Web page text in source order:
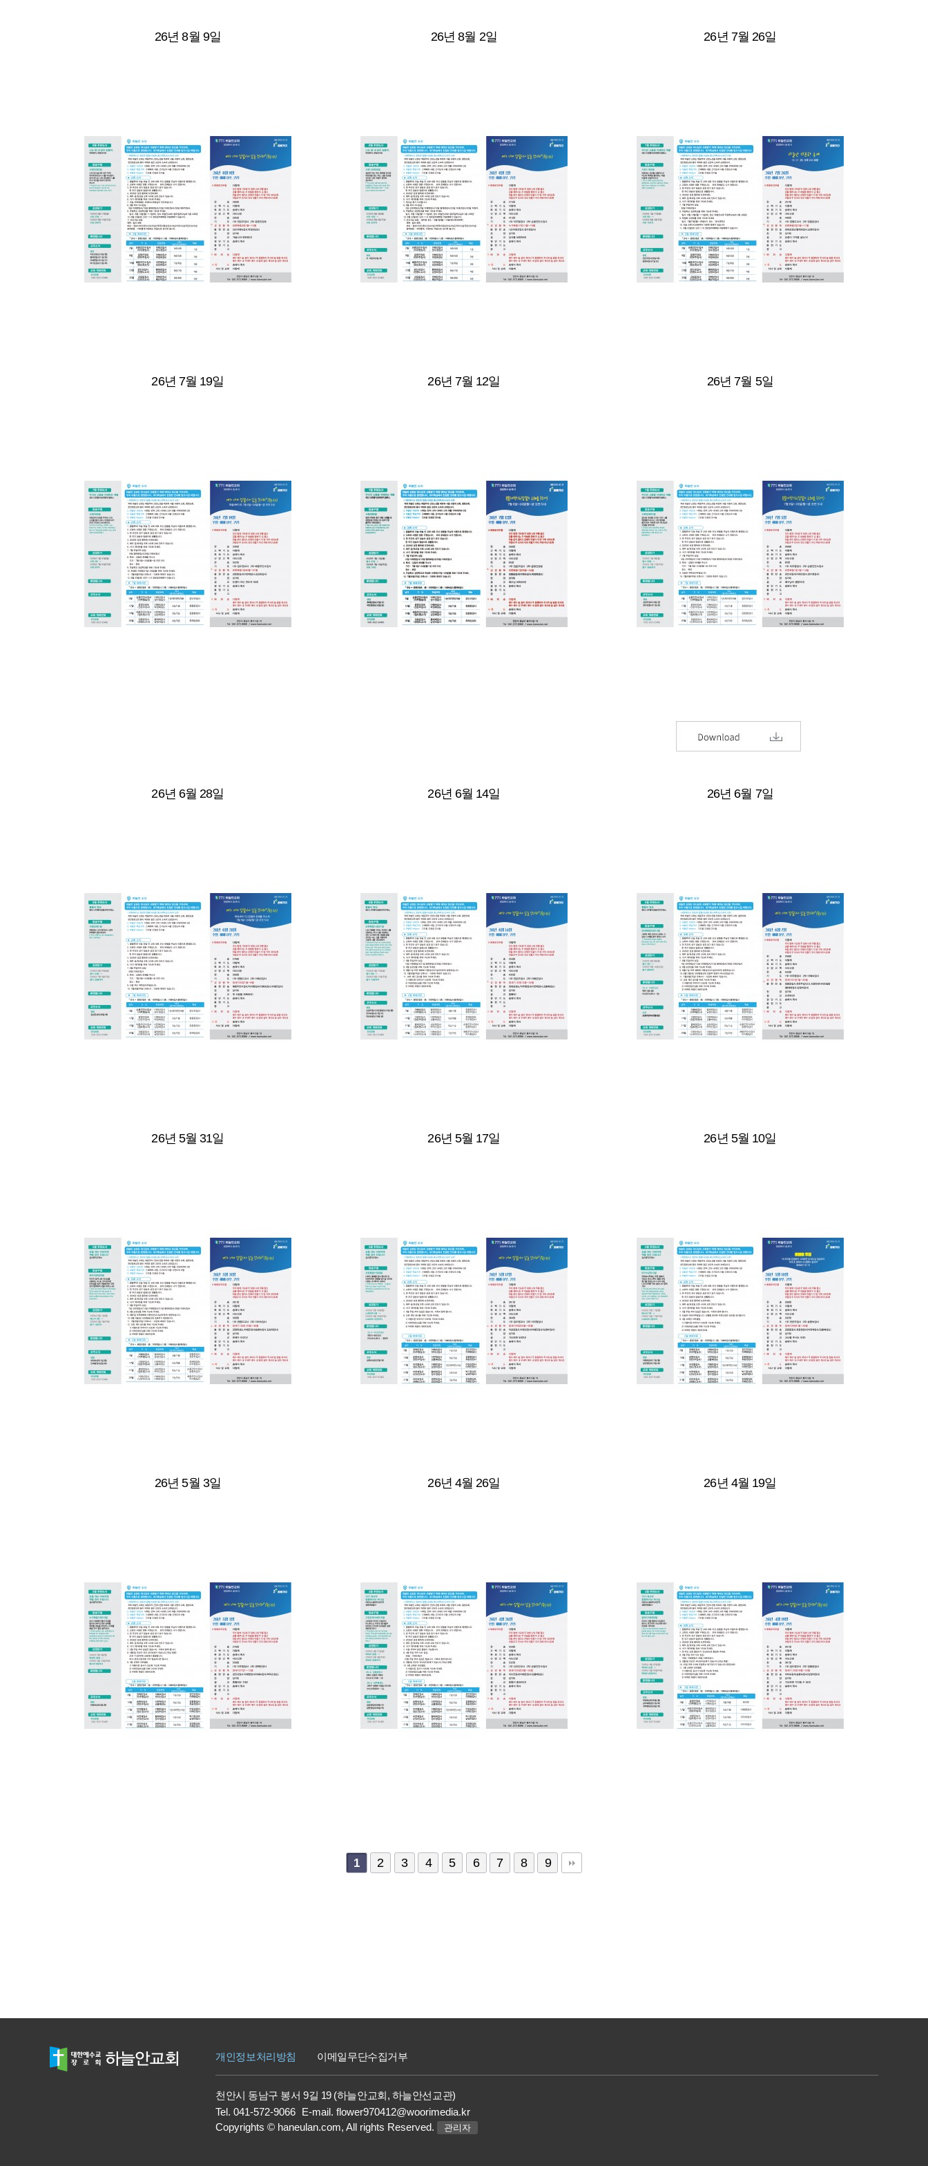
26년 8월 9일 26년 8월 2일 26년 7월 26일
26년 7월 19일 26년 7월 12일 26년 7월 5일
26년 6월 28일 26년 6월 14일 26년 6월 7일
26년 5월 31일 26년 5월 17일 26년 5월 10일
26년 5월 3일 26년 4월 26일 26년 4월 19일
1 2 3 4 5 6 7 8 9
개인정보처리방침 이메일무단수집거부
천안시 동남구 봉서 9길 19 (하늘안교회, 하늘안선교관)
Tel. 041-572-9066 E-mail. flower970412@woorimedia.kr
Copyrights © haneulan.com, All rights Reserved. 관리자